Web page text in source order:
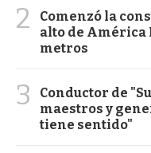
2
Comenzó la
alto de América
metros
3
Conductor de
maestros y
tiene sentido"